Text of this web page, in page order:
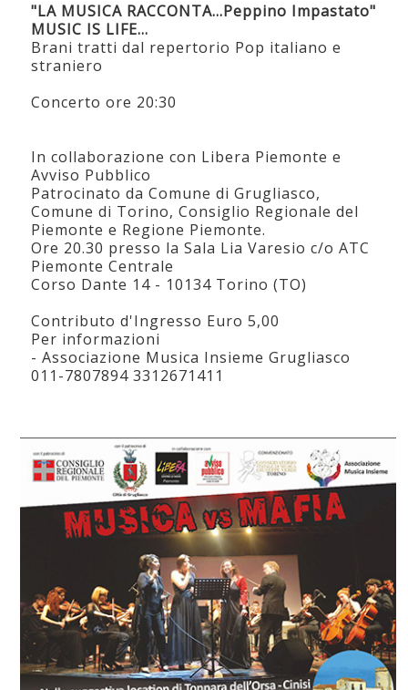
"LA MUSICA RACCONTA...Peppino Impastato"
MUSIC IS LIFE…
Brani tratti dal repertorio Pop italiano e
straniero
Concerto ore 20:30
In collaborazione con Libera Piemonte e
Avviso Pubblico
Patrocinato da Comune di Grugliasco,
Comune di Torino, Consiglio Regionale del
Piemonte e Regione Piemonte.
Ore 20.30 presso la Sala Lia Varesio c/o ATC
Piemonte Centrale
Corso Dante 14 - 10134 Torino (TO)
Contributo d'Ingresso Euro 5,00
Per informazioni
- Associazione Musica Insieme Grugliasco
011-7807894 3312671411